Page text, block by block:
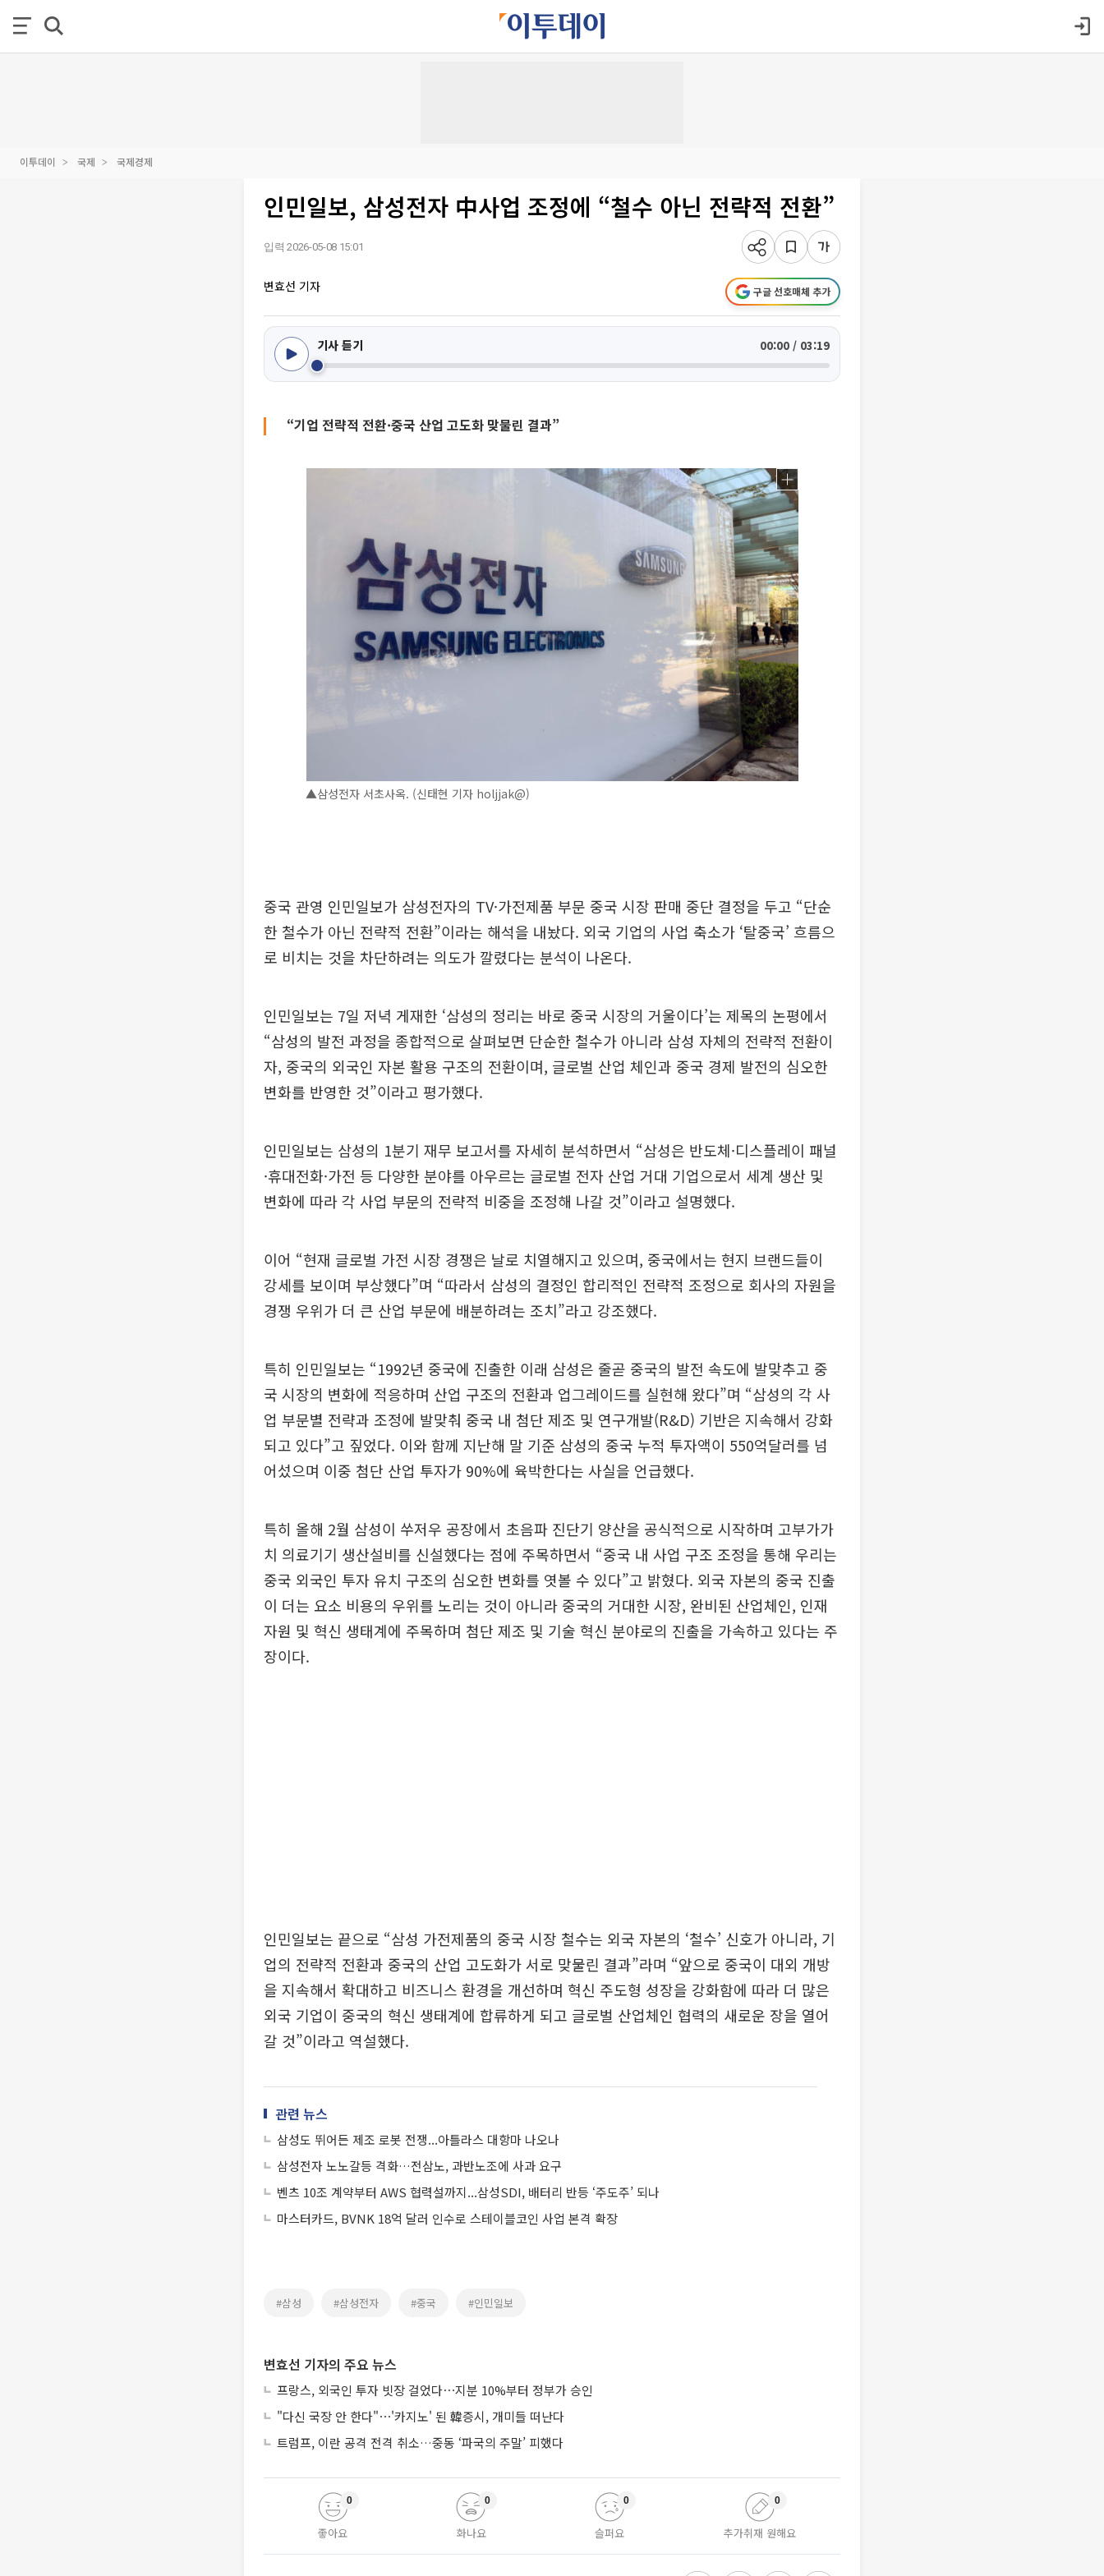
이투데이 국제 국제경제
인민일보, 삼성전자 中사업 조정에 “철수 아닌 전략적 전환”
입력 2026-05-08 15:01
변효선 기자 구글 선호매체 추가
기사 듣기 00:00 / 03:19
“기업 전략적 전환·중국 산업 고도화 맞물린 결과”
▲삼성전자 서초사옥. (신태현 기자 holjjak@)
중국 관영 인민일보가 삼성전자의 TV·가전제품 부문 중국 시장 판매 중단 결정을 두고 “단순
한 철수가 아닌 전략적 전환”이라는 해석을 내놨다. 외국 기업의 사업 축소가 ‘탈중국’ 흐름으
로 비치는 것을 차단하려는 의도가 깔렸다는 분석이 나온다.
인민일보는 7일 저녁 게재한 ‘삼성의 정리는 바로 중국 시장의 거울이다’는 제목의 논평에서
“삼성의 발전 과정을 종합적으로 살펴보면 단순한 철수가 아니라 삼성 자체의 전략적 전환이
자, 중국의 외국인 자본 활용 구조의 전환이며, 글로벌 산업 체인과 중국 경제 발전의 심오한
변화를 반영한 것”이라고 평가했다.
인민일보는 삼성의 1분기 재무 보고서를 자세히 분석하면서 “삼성은 반도체·디스플레이 패널
·휴대전화·가전 등 다양한 분야를 아우르는 글로벌 전자 산업 거대 기업으로서 세계 생산 및
변화에 따라 각 사업 부문의 전략적 비중을 조정해 나갈 것”이라고 설명했다.
이어 “현재 글로벌 가전 시장 경쟁은 날로 치열해지고 있으며, 중국에서는 현지 브랜드들이
강세를 보이며 부상했다”며 “따라서 삼성의 결정인 합리적인 전략적 조정으로 회사의 자원을
경쟁 우위가 더 큰 산업 부문에 배분하려는 조치”라고 강조했다.
특히 인민일보는 “1992년 중국에 진출한 이래 삼성은 줄곧 중국의 발전 속도에 발맞추고 중
국 시장의 변화에 적응하며 산업 구조의 전환과 업그레이드를 실현해 왔다”며 “삼성의 각 사
업 부문별 전략과 조정에 발맞춰 중국 내 첨단 제조 및 연구개발(R&D) 기반은 지속해서 강화
되고 있다”고 짚었다. 이와 함께 지난해 말 기준 삼성의 중국 누적 투자액이 550억달러를 넘
어섰으며 이중 첨단 산업 투자가 90%에 육박한다는 사실을 언급했다.
특히 올해 2월 삼성이 쑤저우 공장에서 초음파 진단기 양산을 공식적으로 시작하며 고부가가
치 의료기기 생산설비를 신설했다는 점에 주목하면서 “중국 내 사업 구조 조정을 통해 우리는
중국 외국인 투자 유치 구조의 심오한 변화를 엿볼 수 있다”고 밝혔다. 외국 자본의 중국 진출
이 더는 요소 비용의 우위를 노리는 것이 아니라 중국의 거대한 시장, 완비된 산업체인, 인재
자원 및 혁신 생태계에 주목하며 첨단 제조 및 기술 혁신 분야로의 진출을 가속하고 있다는 주
장이다.
인민일보는 끝으로 “삼성 가전제품의 중국 시장 철수는 외국 자본의 ‘철수’ 신호가 아니라, 기
업의 전략적 전환과 중국의 산업 고도화가 서로 맞물린 결과”라며 “앞으로 중국이 대외 개방
을 지속해서 확대하고 비즈니스 환경을 개선하며 혁신 주도형 성장을 강화함에 따라 더 많은
외국 기업이 중국의 혁신 생태계에 합류하게 되고 글로벌 산업체인 협력의 새로운 장을 열어
갈 것”이라고 역설했다.
관련 뉴스
삼성도 뛰어든 제조 로봇 전쟁...아틀라스 대항마 나오나
삼성전자 노노갈등 격화…전삼노, 과반노조에 사과 요구
벤츠 10조 계약부터 AWS 협력설까지...삼성SDI, 배터리 반등 ‘주도주’ 되나
마스터카드, BVNK 18억 달러 인수로 스테이블코인 사업 본격 확장
#삼성 #삼성전자 #중국 #인민일보
변효선 기자의 주요 뉴스
프랑스, 외국인 투자 빗장 걸었다⋯지분 10%부터 정부가 승인
"다신 국장 안 한다"⋯'카지노' 된 韓증시, 개미들 떠난다
트럼프, 이란 공격 전격 취소…중동 ‘파국의 주말’ 피했다
좋아요
0
화나요
0
슬퍼요
0
추가취재 원해요
0